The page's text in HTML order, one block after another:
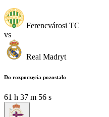
Ferencvárosi TC
vs
Real Madryt
Do rozpoczęcia pozostało
61 h 37 m 56 s